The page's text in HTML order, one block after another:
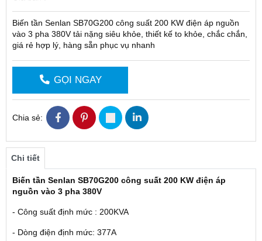
Biến tần Senlan SB70G200 công suất 200 KW điện áp nguồn
vào 3 pha 380V tải nặng siêu khỏe, thiết kế to khỏe, chắc chắn,
giá rẻ hợp lý, hàng sẵn phục vụ nhanh
GỌI NGAY
Chia sẻ:
Chi tiết
Biến tần Senlan SB70G200 công suất 200 KW điện áp
nguồn vào 3 pha 380V
- Công suất định mức : 200KVA
- Dòng điện định mức: 377A